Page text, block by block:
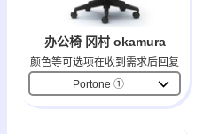
办公椅 冈村 okamura
颜色等可选项在收到需求后回复
Portone ①